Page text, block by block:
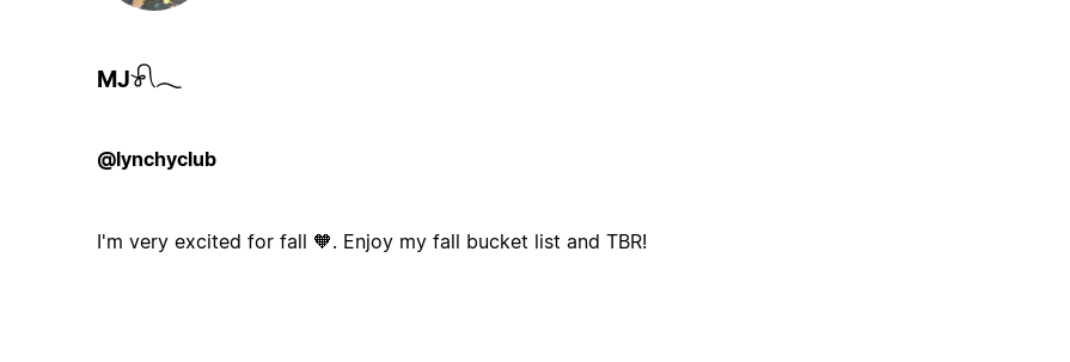
MJ𓍯𓂃
@lynchyclub
I'm very excited for fall 🧡. Enjoy my fall bucket list and TBR!